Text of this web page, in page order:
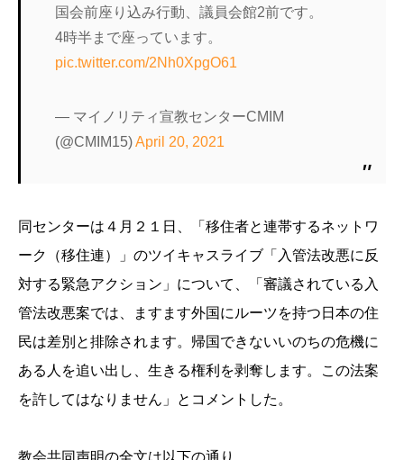
国会前座り込み行動、議員会館2前です。
4時半まで座っています。
pic.twitter.com/2Nh0XpgO61
— マイノリティ宣教センターCMIM
(@CMIM15)April 20, 2021
同センターは４月２１日、「移住者と連帯するネットワ
ーク（移住連）」のツイキャスライブ「入管法改悪に反
対する緊急アクション」について、「審議されている入
管法改悪案では、ますます外国にルーツを持つ日本の住
民は差別と排除されます。帰国できないいのちの危機に
ある人を追い出し、生きる権利を剥奪します。
この法案
を許してはなりません」とコメントした。
教会共同声明の全文は以下の通り。